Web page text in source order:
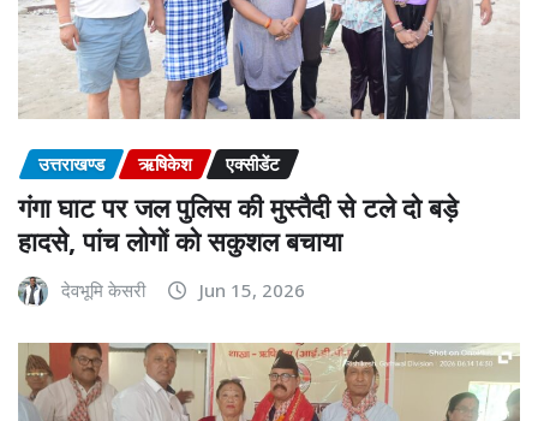
उत्तराखण्ड ऋषिकेश एक्सीडेंट
गंगा घाट पर जल पुलिस की मुस्तैदी से टले दो बड़े
हादसे, पांच लोगों को सकुशल बचाया
देवभूमि केसरी Jun 15, 2026